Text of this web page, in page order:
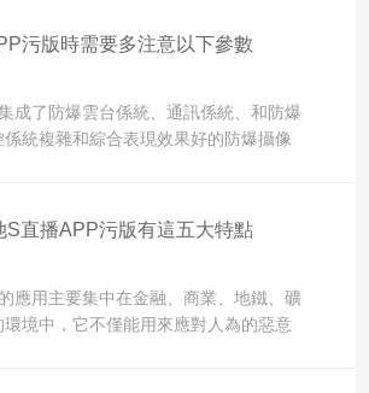
播APP下载安装的圖像壓縮是在監控係
了沒有IP傳輸...
污版時需要多注意以下參數
成了防爆雲台係統、通訊係統、和防爆
統複雜和綜合表現效果好的防爆攝像
、旋轉，所有這一切都是通過cpu發給
的。然後將圖像、...
S直播APP污版有這五大特點
應用主要集中在金融、商業、地鐵、礦
境中，它不僅能用來應對人為的惡意